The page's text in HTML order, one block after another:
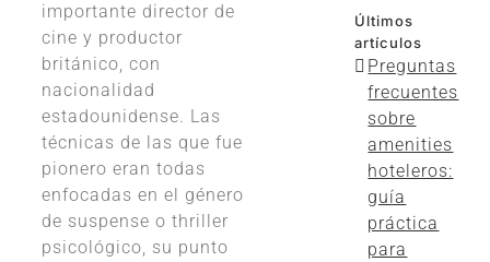
importante director de
cine y productor
británico, con
nacionalidad
estadounidense. Las
técnicas de las que fue
pionero eran todas
enfocadas en el género
de suspense o thriller
psicológico, su punto
Últimos
artículos
Preguntas
frecuentes
sobre
amenities
hoteleros:
guía
práctica
para